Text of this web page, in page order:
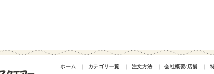
ホーム ｜ カテゴリ一覧 ｜ 注文方法 ｜ 会社概要/店舗 ｜